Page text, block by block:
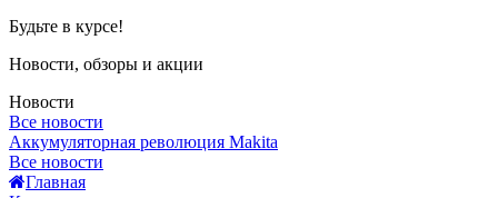
Будьте в курсе!
Новости, обзоры и акции
Новости
Все новости
Аккумуляторная революция Makita
Все новости
Главная